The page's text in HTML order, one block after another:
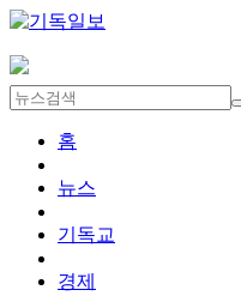
홈
뉴스
기독교
경제